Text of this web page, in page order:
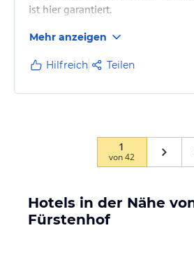
ist hier garantiert.
Mehr anzeigen
Hilfreich Teilen
1
von42
Hotels in der Nähe
Fürstenhof